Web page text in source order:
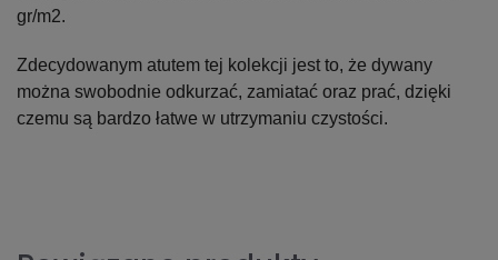
gr/m2.
Zdecydowanym atutem tej kolekcji jest to, że dywany
można swobodnie odkurzać, zamiatać oraz prać, dzięki
czemu są bardzo łatwe w utrzymaniu czystości.